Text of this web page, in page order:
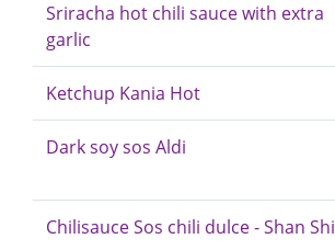
Sriracha hot chili sauce with extra
garlic
Ketchup Kania Hot
Dark soy sos Aldi
Chilisauce Sos chili dulce - Shan Shi